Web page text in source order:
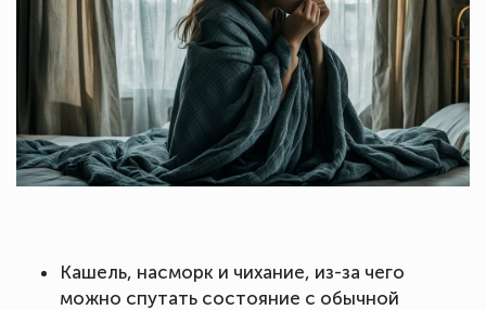
Кашель, насморк и чихание, из-за чего
можно спутать состояние с обычной